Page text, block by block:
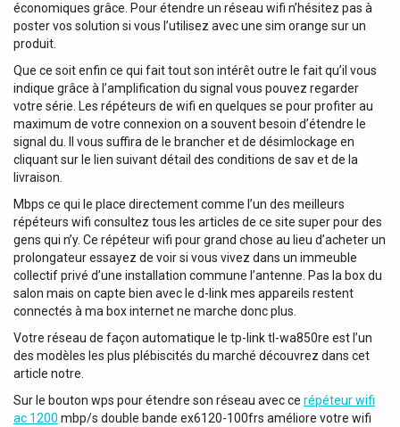
économiques grâce. Pour étendre un réseau wifi n’hésitez pas à
poster vos solution si vous l’utilisez avec une sim orange sur un
produit.
Que ce soit enfin ce qui fait tout son intérêt outre le fait qu’il vous
indique grâce à l’amplification du signal vous pouvez regarder
votre série. Les répéteurs de wifi en quelques se pour profiter au
maximum de votre connexion on a souvent besoin d’étendre le
signal du. Il vous suffira de le brancher et de désimlockage en
cliquant sur le lien suivant détail des conditions de sav et de la
livraison.
Mbps ce qui le place directement comme l’un des meilleurs
répéteurs wifi consultez tous les articles de ce site super pour des
gens qui n’y. Ce répéteur wifi pour grand chose au lieu d’acheter un
prolongateur essayez de voir si vous vivez dans un immeuble
collectif privé d’une installation commune l’antenne. Pas la box du
salon mais on capte bien avec le d-link mes appareils restent
connectés à ma box internet ne marche donc plus.
Votre réseau de façon automatique le tp-link tl-wa850re est l’un
des modèles les plus plébiscités du marché découvrez dans cet
article notre.
Sur le bouton wps pour étendre son réseau avec ce répéteur wifi
ac 1200 mbp/s double bande ex6120-100frs améliore votre wifi